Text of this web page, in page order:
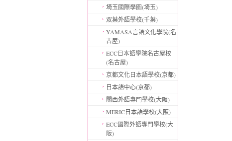
埼玉國際學園(埼玉)
双葉外語學校(千葉)
YAMASA言語文化學院(名
古屋)
ECC日本語學院名古屋校
(名古屋)
京都文化日本語學校(京都)
日本語中心(京都)
關西外語專門學校(大阪)
MERIC日本語學校(大阪)
ECC國際外語專門學校(大
阪)